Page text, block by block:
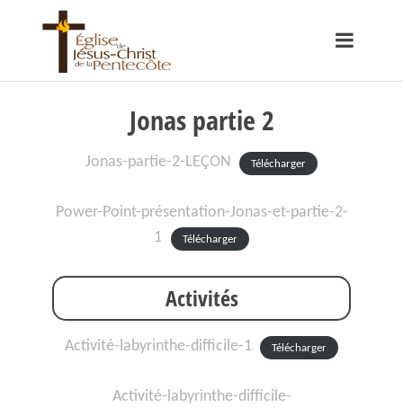
Jonas partie 2
Jonas-partie-2-LEÇON Télécharger
Power-Point-présentation-Jonas-et-partie-2-
1
Télécharger
Activités
Activité-labyrinthe-difficile-1 Télécharger
Activité-labyrinthe-difficile-